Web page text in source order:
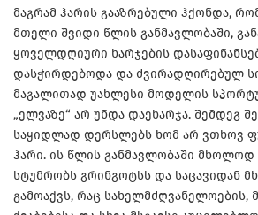
მაგრამ ჰარის გააზრებული ჰქონდა,
მთელი შვიდი წლის განმავლობაში,
ყოველდღიური ხარჯების
დასჭირდებოდა და ძვირადღირებულ
მაგალითად უახლესი მოდელის
„ელვაზე“ არ უნდა დაეხარჯა. შემდეგ
საყიდლად დერსლებს ხომ არ ვთხოვ
ჰარი. ის წლის განმავლობაში მხოლოდ
სტუმრობს გრინგოტსს და საცავიდან
გამოაქვს, რაც სახელმძღვანელოების,